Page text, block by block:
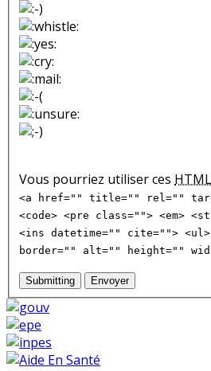
Vous pourriez utiliser ces HTML
<a href="" title="" rel=""
<code> <pre class=""> <em>
<ins datetime="" cite="">
border="" alt="" height=""
Submitting Envoyer